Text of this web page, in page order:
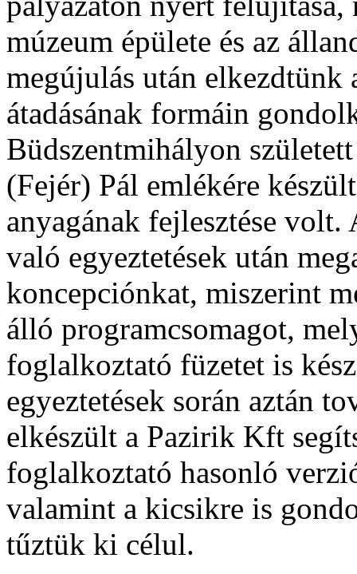
múzeum épülete és az
megújulás után elkezdtünk
átadásának formáin
Büdszentmihályon
(Fejér) Pál emlékére
anyagának fejlesztése
való egyeztetések után
koncepciónkat, miszerint
álló programcsomagot,
foglalkoztató füzetet is
egyeztetések során aztán
elkészült a Pazirik Kft
foglalkoztató hasonló
valamint a kicsikre is
tűztük ki célul.